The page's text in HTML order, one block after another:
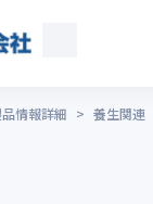
情報詳細 > 養生関連